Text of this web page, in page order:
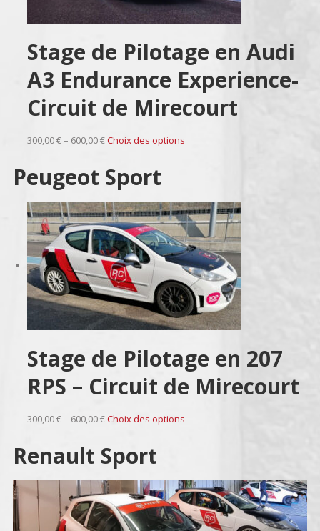
Stage de Pilotage en Audi
A3 Endurance Experience-
Circuit de Mirecourt
300,00 € – 600,00 €Choix des options
Peugeot Sport
Stage de Pilotage en 207
RPS – Circuit de Mirecourt
300,00 € – 600,00 €Choix des options
Renault Sport